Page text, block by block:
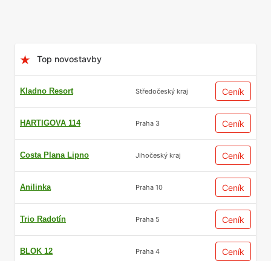
Výhodnější cenové
podmínky
Developeři standardně uplatňují postupné
navyšování cen v průběhu realizace projektu.
U projektů v přípravné fázi je poměrně běžné
cenové zvýhodnění v rozmezí 10-20% oproti
finální ceně po dokončení. Tato cenová
Top novostavby
Kladno Resort Středočeský kraj Ceník
HARTIGOVA 114 Praha 3 Ceník
Costa Plana Lipno Jihočeský kraj Ceník
Anilinka Praha 10 Ceník
Trio Radotín Praha 5 Ceník
BLOK 12 Praha 4 Ceník